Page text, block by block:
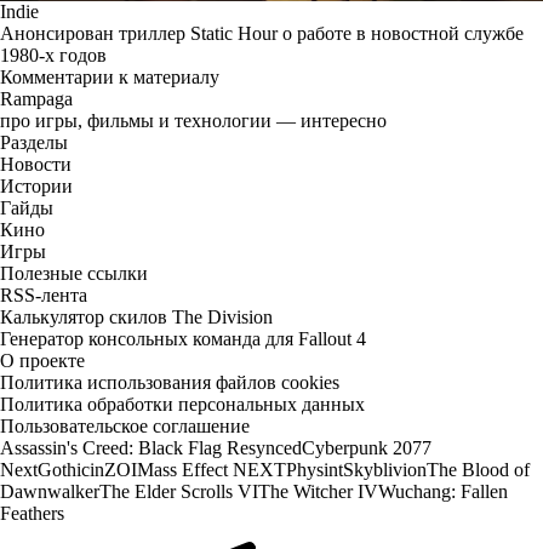
Indie
Анонсирован триллер Static Hour о работе в новостной службе
1980-х годов
Комментарии к материалу
Rampaga
про игры, фильмы и технологии — интересно
Разделы
Новости
Истории
Гайды
Кино
Игры
Полезные ссылки
RSS-лента
Калькулятор скилов The Division
Генератор консольных команда для Fallout 4
О проекте
Политика использования файлов cookies
Политика обработки персональных данных
Пользовательское соглашение
Assassin's Creed: Black Flag ResyncedCyberpunk 2077
NextGothicinZOIMass Effect NEXTPhysintSkyblivionThe Blood of
DawnwalkerThe Elder Scrolls VIThe Witcher IVWuchang: Fallen
Feathers